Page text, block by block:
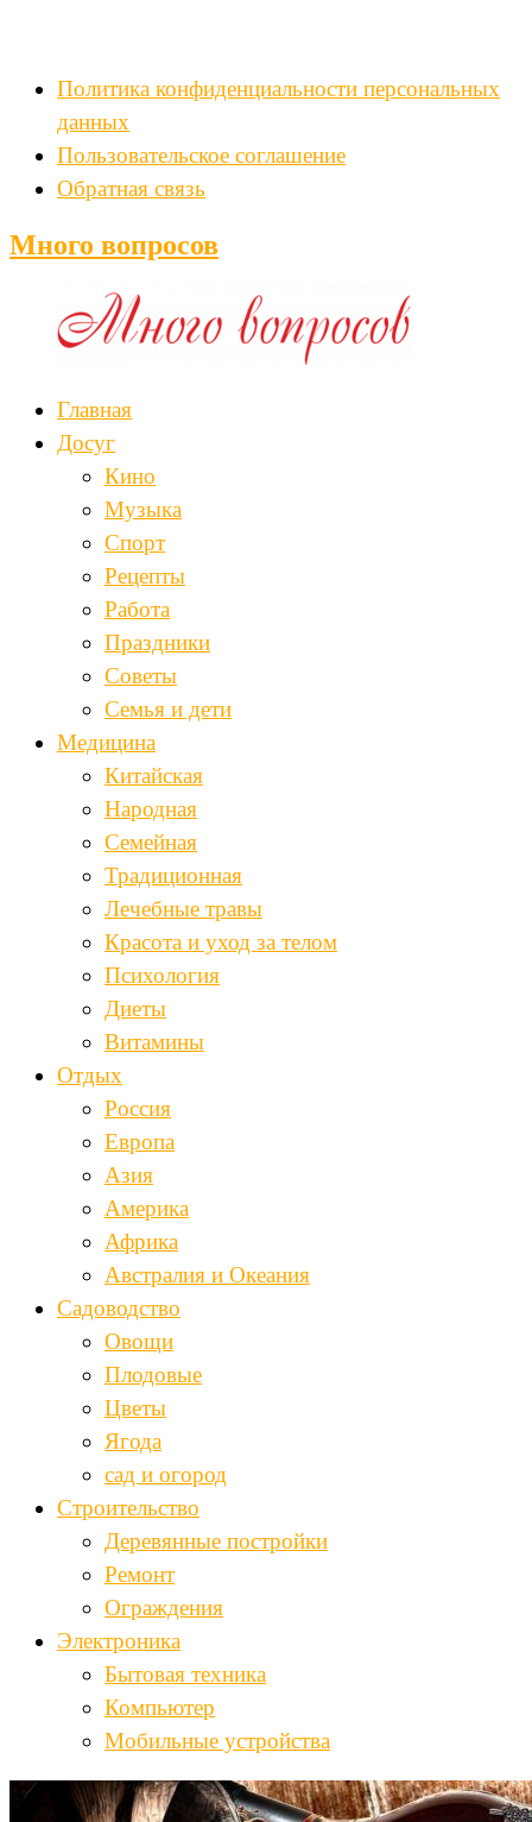
Политика конфиденциальности персональных
данных
Пользовательское соглашение
Обратная связь
Много вопросов
Главная
Досуг
Кино
Музыка
Спорт
Рецепты
Работа
Праздники
Советы
Семья и дети
Медицина
Китайская
Народная
Семейная
Традиционная
Лечебные травы
Красота и уход за телом
Психология
Диеты
Витамины
Отдых
Россия
Европа
Азия
Америка
Африка
Австралия и Океания
Садоводство
Овощи
Плодовые
Цветы
Ягода
сад и огород
Строительство
Деревянные постройки
Ремонт
Ограждения
Электроника
Бытовая техника
Компьютер
Мобильные устройства